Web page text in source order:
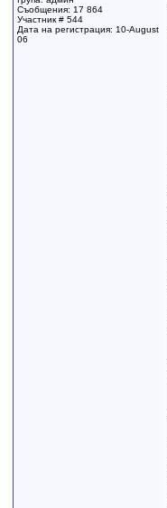
Съобщения: 17 864
Участник # 544
Дата на регистрация: 10-August
06